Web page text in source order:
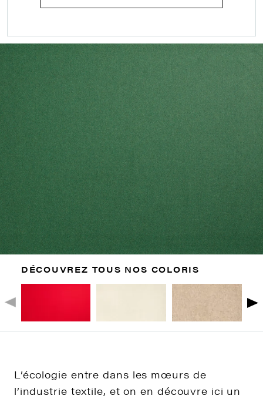
DÉCOUVREZ TOUS NOS COLORIS
L’écologie entre dans les mœurs de
l’industrie textile, et on en découvre ici un